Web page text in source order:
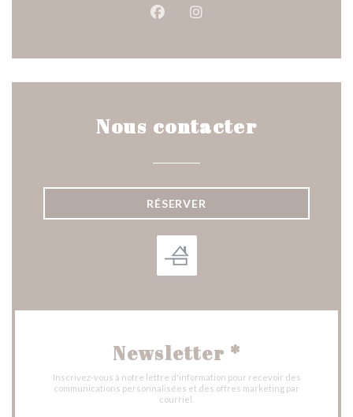
Facebook ((ouvre une
Instagram ((ouvre une
Nous contacter
RÉSERVER
Newsletter *
Inscrivez-vous à notre lettre d'information pour recevoir des
communications personnalisées et des offres marketing par
courriel.